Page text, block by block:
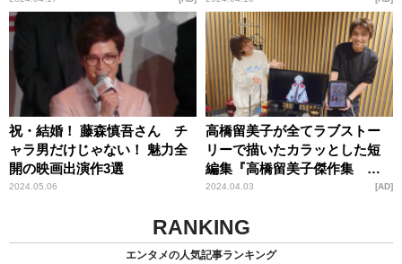
ために』の魅力
と神隠し』の魅力
祝・結婚！ 藤森慎吾さん チ
ャラ男だけじゃない！ 魅力全
開の映画出演作3選
2024.05.06
高橋留美子が全てラブストー
リーで描いたカラッとした短
編集『高橋留美子傑作集 金
の力』の魅力
2024.04.03 AD
RANKING
エンタメの人気記事ランキング